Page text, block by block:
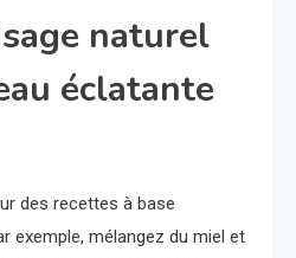
naturel
éclatante
des recettes à base
exemple, mélangez du miel et